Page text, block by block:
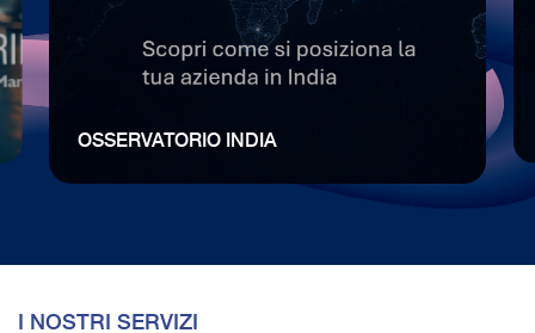
OSSERVATORIO INDIA
I NOSTRI SERVIZI